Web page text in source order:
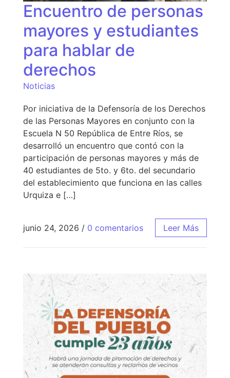
Encuentro de personas
mayores y estudiantes
para hablar de
derechos
Noticias
Por iniciativa de la Defensoría de los Derechos
de las Personas Mayores en conjunto con la
Escuela N 50 República de Entre Ríos, se
desarrolló un encuentro que contó con la
participación de personas mayores y más de
40 estudiantes de 5to. y 6to. del secundario
del establecimiento que funciona en las calles
Urquiza e […]
junio 24, 2026 / 0 comentarios Leer Más